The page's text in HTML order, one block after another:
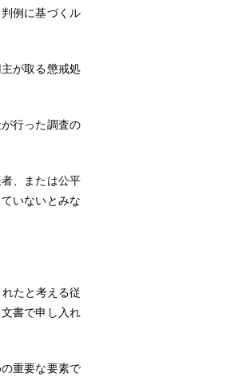
例に基づくル
が取る懲戒処
行った調査の
、または公平
いないとみな
たと考える従
書で申し入れ
重要な要素で